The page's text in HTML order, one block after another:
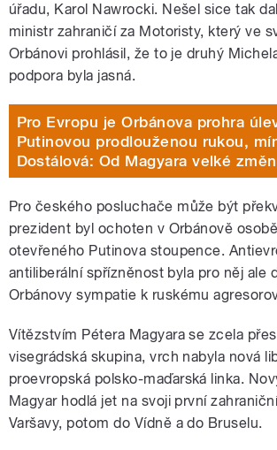
úřadu, Karol Nawrocki. Nešel sice tak
ministr zahraničí za Motoristy, který ve
Orbánovi prohlásil, že to je druhý
podpora byla jasná.
Pro Evropu je Orbánova prohra
Putinovou prodlouženou rukou,
Dostálová: Od Magyara velké
Pro českého posluchače může být
prezident byl ochoten v Orbánově
otevřeného Putinova stoupence.
antiliberální spřízněnost byla pro něj ale
Orbánovy sympatie k ruskému
Vítězstvím Pétera Magyara se zcela
visegrádská skupina, vrch nabyla nová
proevropská polsko-maďarská linka.
Magyar hodlá jet na svoji první
Varšavy, potom do Vídně a do Bruselu.